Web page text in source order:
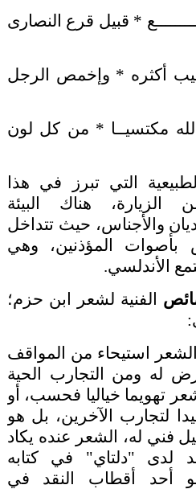
* قبيل قرع النصارى
أكثره * وإخمص الرجل
مكتسيــا * من كل لون
التي تبرز في هذا
هناك البيئة
والأجناس، حيث تتداخل
بأصوات المؤذنين، وهي
الأندلسي.
الفنية لشعر ابن حزم؛
استيحاء من المواقف
له ومن التجارب الحية
تهويما خياليا فحسب، أو
لتجارب الآخرين، بل هو
فني له، الشعر عنده يكاد
لدى "دلتاي" في كتابه
أحد أقطاب النقد في